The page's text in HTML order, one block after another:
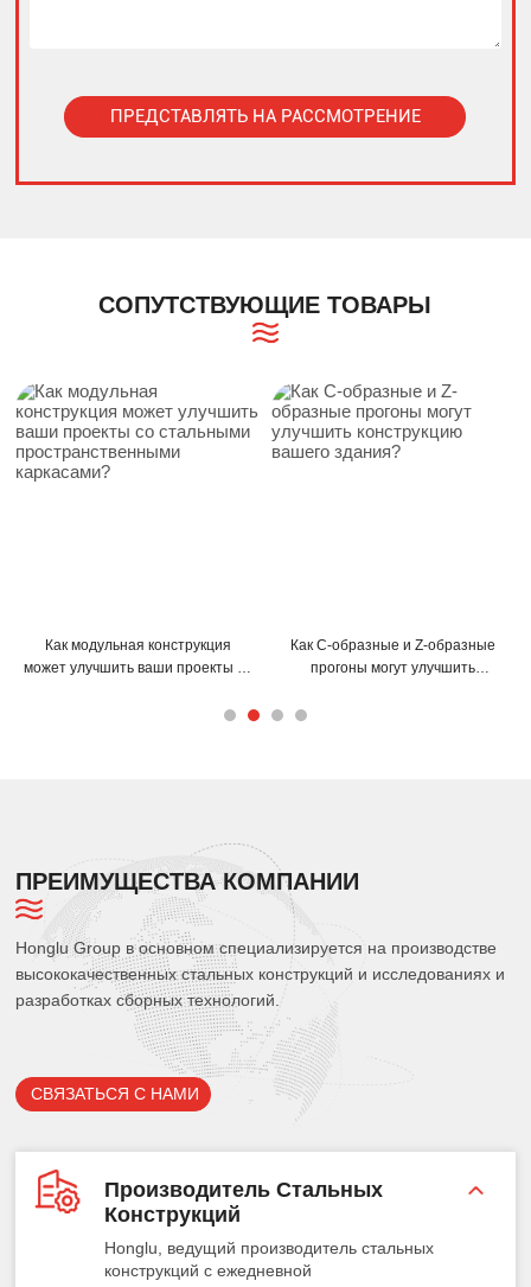
ПРЕДСТАВЛЯТЬ НА РАССМОТРЕНИЕ
СОПУТСТВУЮЩИЕ ТОВАРЫ
Как модульная конструкция
может улучшить ваши проекты со
Как С-образные и Z-образные
прогоны могут улучшить
ПРЕИМУЩЕСТВА КОМПАНИИ
Honglu Group в основном специализируется на производстве
высококачественных стальных конструкций и исследованиях и
разработках сборных технологий.
СВЯЗАТЬСЯ С НАМИ
Производитель Стальных
Конструкций
Honglu, ведущий производитель стальных
конструкций с ежедневной